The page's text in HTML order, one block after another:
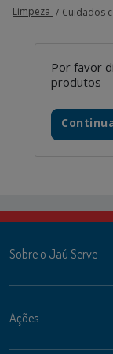
Limpeza Cuidados
Por favor
produtos
Sobre o Jaú Serve
Ações